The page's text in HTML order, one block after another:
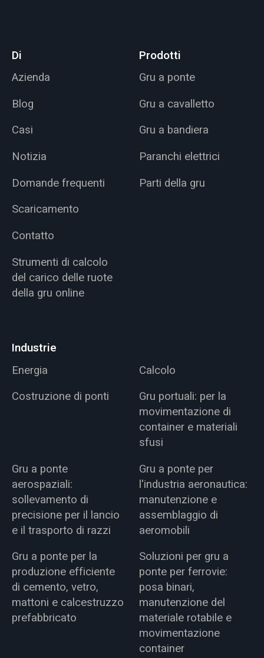
Di
Azienda
Blog
Casi
Notizia
Domande frequenti
Scaricamento
Contatto
Strumenti di calcolo
del carico delle ruote
della gru online
Prodotti
Gru a ponte
Gru a cavalletto
Gru a bandiera
Paranchi elettrici
Parti della gru
Industrie
Energia
Calcolo
Costruzione di ponti
Gru portuali: per la
movimentazione di
container e materiali
sfusi
Gru a ponte
aerospaziali:
sollevamento di
precisione per il lancio
e il trasporto di razzi
Gru a ponte per
l'industria aeronautica:
manutenzione e
assemblaggio di
aeromobili
Gru a ponte per la
produzione efficiente
di cemento, vetro,
mattoni e calcestruzzo
prefabbricato
Soluzioni per gru a
ponte per ferrovie:
posa binari,
manutenzione del
materiale rotabile e
movimentazione
container